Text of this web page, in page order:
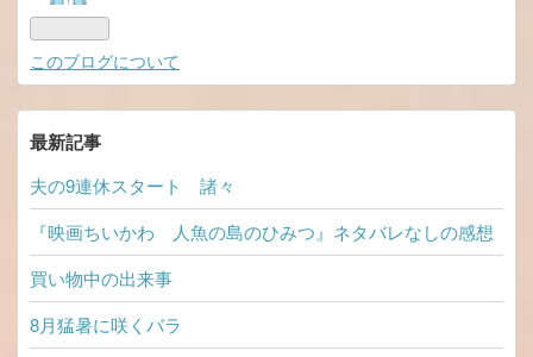
このブログについて
最新記事
夫の9連休スタート 諸々
『映画ちいかわ 人魚の島のひみつ』ネタバレなしの感想
買い物中の出来事
8月猛暑に咲くバラ